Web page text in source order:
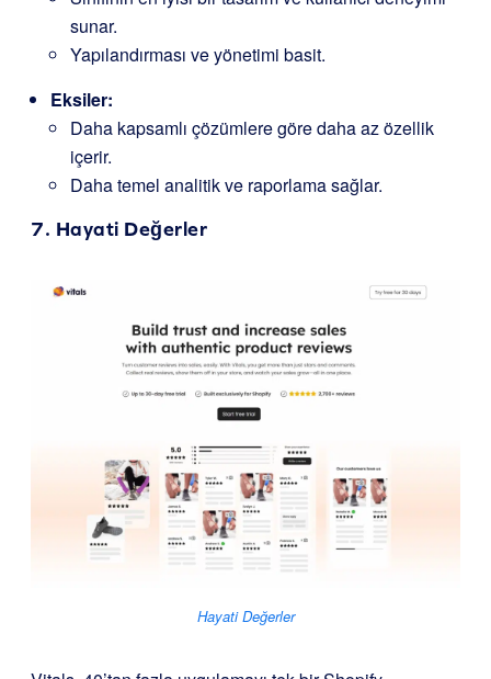
sunar.
Yapılandırması ve yönetimi basit.
Eksiler:
Daha kapsamlı çözümlere göre daha az özellik
içerir.
Daha temel analitik ve raporlama sağlar.
7. Hayati Değerler
Hayati Değerler